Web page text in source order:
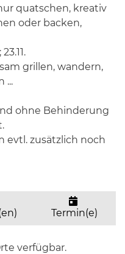
quatschen, kreativ
oder backen,
grillen, wandern,
...
ohne Behinderung
evtl. zusätzlich noch
Termin(e)
verfügbar.